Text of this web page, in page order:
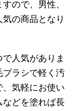
ので、男性、
の商品となり
人気がありま
ラシで軽く汚
気軽にお使い
どを塗れば長